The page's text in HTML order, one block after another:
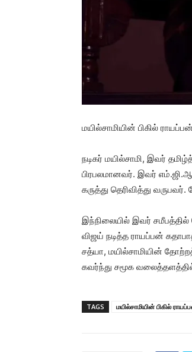
மயில்சாமியின் பிகில்
நடிகர் மயில்சாமி, இவர்
பிரபலமானவர். இவர்
கருத்து தெரிவித்து
இந்நிலையில் இவர்
விஜய் நடித்த ராயப்பன்
சத்யா, மயில்சாமியின்
கவர்ந்து சமூக
TAGS மயில்சாமியின் பிகில்